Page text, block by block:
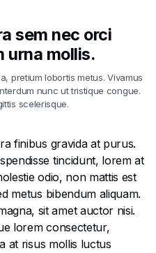
sem nec orci
urna mollis.
pretium lobortis metus. Vivamus
nunc ut tristique congue.
scelerisque.
finibus gravida at purus.
tincidunt, lorem at
odio, non mattis est
metus bibendum aliquam.
sit amet auctor nisi.
lorem consectetur,
at risus mollis luctus